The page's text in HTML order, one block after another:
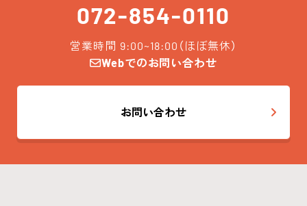
072-854-0110
営業時間 9:00~18:00（ほぼ無休）
Webでのお問い合わせ
お問い合わせ